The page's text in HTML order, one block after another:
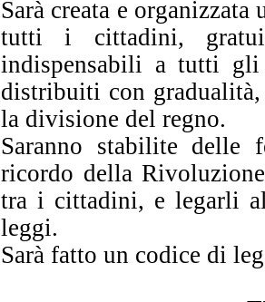
Sarà creata e organizzata
tutti i cittadini,
indispensabili a tutti
distribuiti con
la divisione del regno.
Saranno stabilite delle
ricordo della
tra i cittadini, e legarli
leggi.
Sarà fatto un codice di